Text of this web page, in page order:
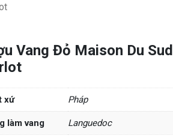
Vang Đỏ Maison Du Sud
xứ Pháp
làm vang Languedoc